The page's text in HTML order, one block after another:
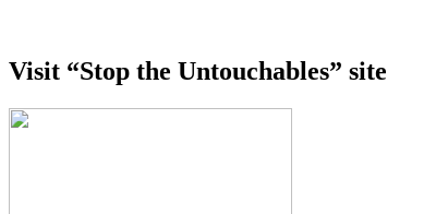
Visit “Stop the Untouchables” site